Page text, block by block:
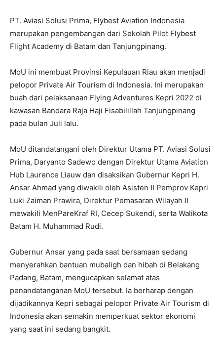
PT. Aviasi Solusi Prima, Flybest Aviation Indonesia
merupakan pengembangan dari Sekolah Pilot Flybest
Flight Academy di Batam dan Tanjungpinang.
MoU ini membuat Provinsi Kepulauan Riau akan menjadi
pelopor Private Air Tourism di Indonesia. Ini merupakan
buah dari pelaksanaan Flying Adventures Kepri 2022 di
kawasan Bandara Raja Haji Fisabilillah Tanjungpinang
pada bulan Juli lalu.
MoU ditandatangani oleh Direktur Utama PT. Aviasi Solusi
Prima, Daryanto Sadewo dengan Direktur Utama Aviation
Hub Laurence Liauw dan disaksikan Gubernur Kepri H.
Ansar Ahmad yang diwakili oleh Asisten II Pemprov Kepri
Luki Zaiman Prawira, Direktur Pemasaran Wilayah II
mewakili MenPareKraf RI, Cecep Sukendi, serta Walikota
Batam H. Muhammad Rudi.
Gubernur Ansar yang pada saat bersamaan sedang
menyerahkan bantuan mubaligh dan hibah di Belakang
Padang, Batam, mengucapkan selamat atas
penandatanganan MoU tersebut. Ia berharap dengan
dijadikannya Kepri sebagai pelopor Private Air Tourism di
Indonesia akan semakin memperkuat sektor ekonomi
yang saat ini sedang bangkit.